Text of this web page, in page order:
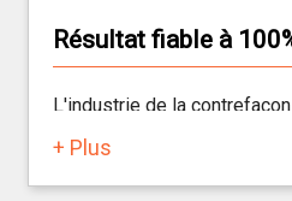
Résultat fiable à
L'industrie de la
professionnalisée au cours
reconnaissables au
+ Plus